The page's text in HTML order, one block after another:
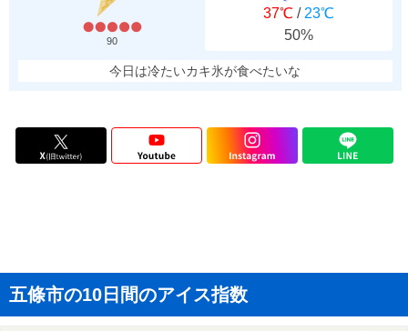
90
37℃ / 23℃
50%
今日は冷たいカキ氷が食べたいな
五條市の10日間のアイス指数